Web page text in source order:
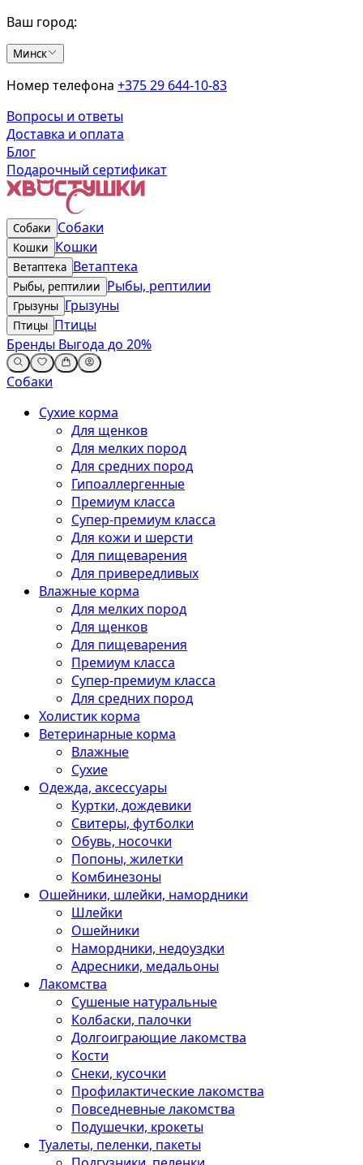
Ваш город:
Минск
Номер телефона +375 29 644-10-83
Вопросы и ответы
Доставка и оплата
Блог
Подарочный сертификат
Собаки Собаки
Кошки Кошки
Ветаптека Ветаптека
Рыбы, рептилии Рыбы, рептилии
Грызуны Грызуны
Птицы Птицы
Бренды Выгода до 20%
Собаки
Сухие корма
Для щенков
Для мелких пород
Для средних пород
Гипоаллергенные
Премиум класса
Супер-премиум класса
Для кожи и шерсти
Для пищеварения
Для привередливых
Влажные корма
Для мелких пород
Для щенков
Для пищеварения
Премиум класса
Супер-премиум класса
Для средних пород
Холистик корма
Ветеринарные корма
Влажные
Сухие
Одежда, аксессуары
Куртки, дождевики
Свитеры, футболки
Обувь, носочки
Попоны, жилетки
Комбинезоны
Ошейники, шлейки, намордники
Шлейки
Ошейники
Намордники, недоуздки
Адресники, медальоны
Лакомства
Сушеные натуральные
Колбаски, палочки
Долгоиграющие лакомства
Кости
Снеки, кусочки
Профилактические лакомства
Повседневные лакомства
Подушечки, крокеты
Туалеты, пеленки, пакеты